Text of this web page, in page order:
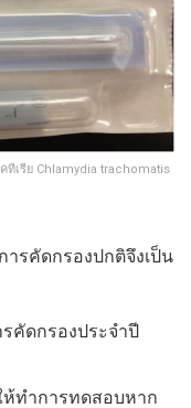
เรีย Chlamydia trachomatis
ารคัดกรองปกติจึงเป็น
คัดกรองประจำปี
ห้ทำการทดสอบหาก